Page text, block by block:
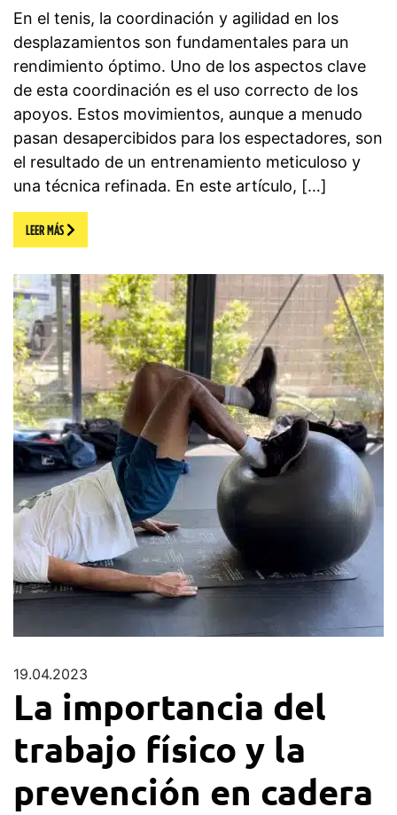
En el tenis, la coordinación y agilidad en los
desplazamientos son fundamentales para un
rendimiento óptimo. Uno de los aspectos clave
de esta coordinación es el uso correcto de los
apoyos. Estos movimientos, aunque a menudo
pasan desapercibidos para los espectadores, son
el resultado de un entrenamiento meticuloso y
una técnica refinada. En este artículo, […]
LEER MÁS
19.04.2023
La importancia del
trabajo físico y la
prevención en cadera